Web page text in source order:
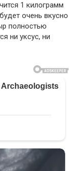
1 килограмм
очень вкусно
полностью
ни уксус, ни